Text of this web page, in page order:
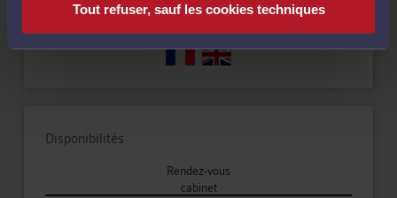
Tout refuser, sauf les cookies techniques
Langues
Disponibilités
Rendez-vous
cabinet